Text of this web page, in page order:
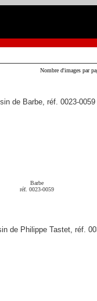
Nombre d'images par
Barbe
réf. 0023-0059